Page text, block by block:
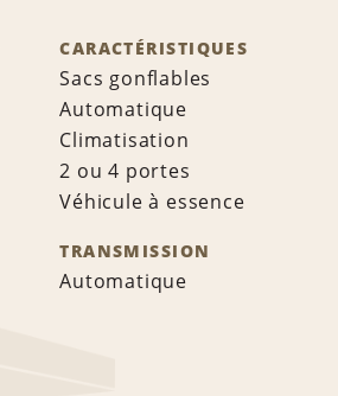
CARACTÉRISTIQUES
Sacs gonflables
Automatique
Climatisation
2 ou 4 portes
Véhicule à essence
TRANSMISSION
Automatique